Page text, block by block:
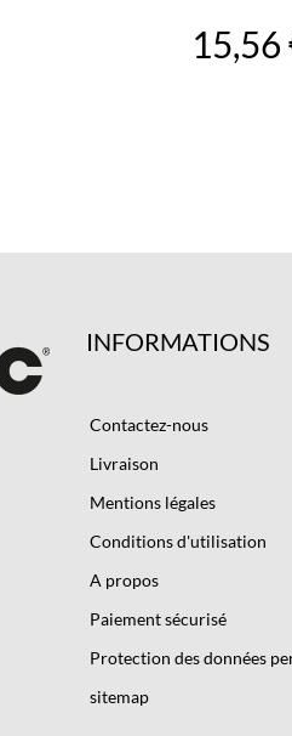
15,56
INFORMATIONS
Contactez-nous
Livraison
Mentions légales
Conditions d'utilisation
A propos
Paiement sécurisé
Protection des données
sitemap